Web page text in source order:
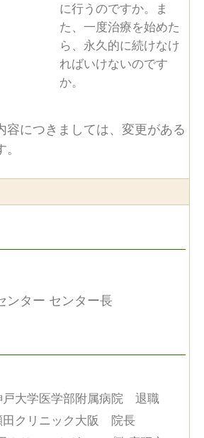
に行うのですか。ま
た、一度治療を始めた
ら、永久的に続けなけ
ればいけないのです
か。
につきましては、変更がある
ンター センター長
大学医学部附属病院 退職
クリニック大阪 院長